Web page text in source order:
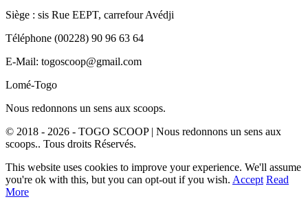
Siège : sis Rue EEPT, carrefour Avédji
Téléphone (00228) 90 96 63 64
E-Mail: togoscoop@gmail.com
Lomé-Togo
Nous redonnons un sens aux scoops.
© 2018 - 2026 - TOGO SCOOP | Nous redonnons un sens aux
scoops.. Tous droits Réservés.
This website uses cookies to improve your experience. We'll assume
you're ok with this, but you can opt-out if you wish. Accept Read
More